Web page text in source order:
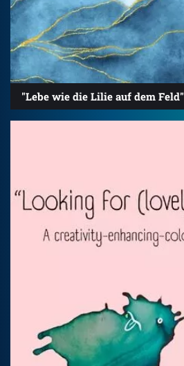
"Lebe wie die Lilie auf dem Feld"